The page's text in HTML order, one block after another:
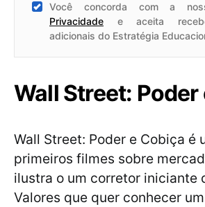
Você concorda com a
Privacidade e aceita
adicionais do Estratégia
Wall Street: Poder
Wall Street: Poder e Cobiça é
primeiros filmes sobre
ilustra o um corretor iniciante
Valores que quer conhecer